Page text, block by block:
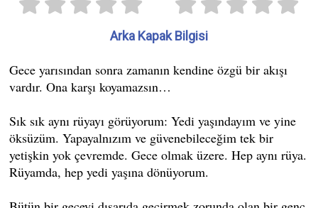
Arka Kapak Bilgisi